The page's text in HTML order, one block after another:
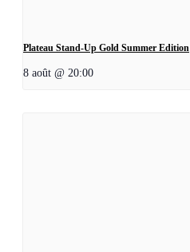
Plateau Stand-Up Gold Summer Edition
8 août @ 20:00